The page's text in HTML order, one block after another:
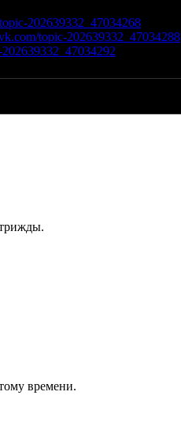
202639332_47034268
topic-202639332_47034288
времени.